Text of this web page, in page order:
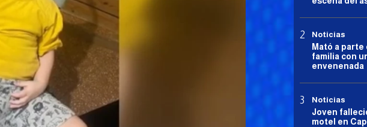
Noticias
Mató a parte
familia con
envenenada
Noticias
Joven
motel en